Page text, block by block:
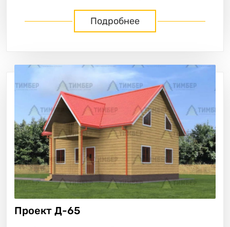
Подробнее
Проект Д-65